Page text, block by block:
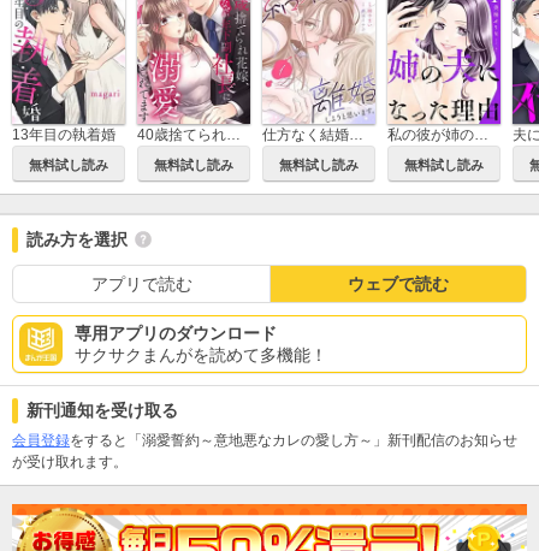
13年目の執着婚
無料試し読み
40歳捨てられ花嫁、なぜか年下副社長に溺愛されてます
無料試し読み
仕方なく結婚したはずなのに貴方を愛してしまったので離婚しようと思います。
無料試し読み
私の彼が姉の夫になった理由
無料試し読み
読み方を選択
アプリで読む ウェブで読む
専用アプリのダウンロード
サクサクまんがを読めて多機能！
新刊通知を受け取る
会員登録をすると「溺愛誓約～意地悪なカレの愛し方～」新刊配信のお知らせ
が受け取れます。